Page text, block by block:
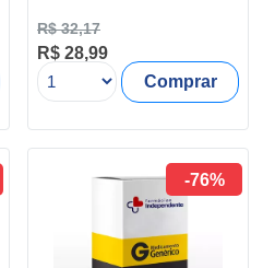
R$ 32,17
R$ 28,99
Comprar
-76%